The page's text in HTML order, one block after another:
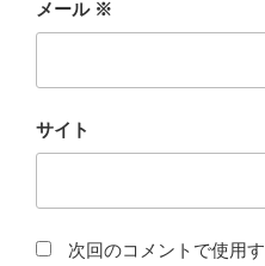
メール ※
サイト
次回のコメントで使用